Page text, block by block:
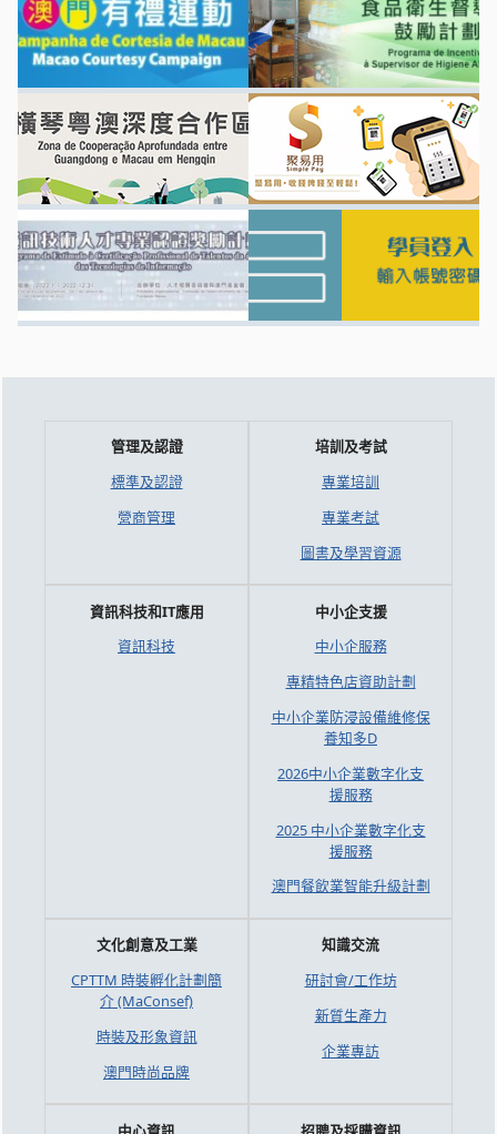
管理及認證
標準及認證
營商管理
培訓及考試
專業培訓
專業考試
圖書及學習資源
資訊科技和IT應用
資訊科技
中小企支援
中小企服務
專精特色店資助計劃
中小企業防浸設備維修保
養知多D
2026中小企業數字化支
援服務
2025 中小企業數字化支
援服務
澳門餐飲業智能升級計劃
文化創意及工業
CPTTM 時裝孵化計劃簡
介 (MaConsef)
時裝及形象資訊
澳門時尚品牌
知識交流
研討會/工作坊
新質生產力
企業專訪